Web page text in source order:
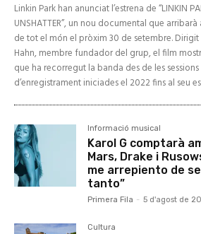
Linkin Park han anunciat l’estrena de “LINKIN
UNSHATTER”, un nou documental que
de tot el món el pròxim 30 de setembre. Dirigit
Hahn, membre fundador del grup, el film
que ha recorregut la banda des de les sessions
d’enregistrament iniciades el 2022 fins al seu
Informació musical
Karol G comptarà
Mars, Drake i
me arrepiento de
tanto”
Primera Fila - 5 d'agost de
Cultura